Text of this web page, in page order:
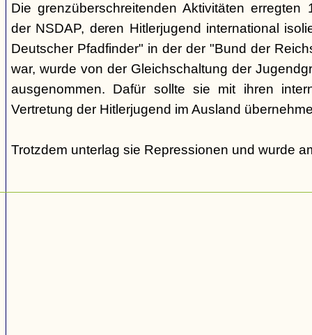
Die grenzüberschreitenden Aktivitäten
der NSDAP, deren Hitlerjugend international
Deutscher Pfadfinder" in der der "Bund der
war, wurde von der Gleichschaltung der
ausgenommen. Dafür sollte sie mit ihren
Vertretung der Hitlerjugend im Ausland
Trotzdem unterlag sie Repressionen und wurde